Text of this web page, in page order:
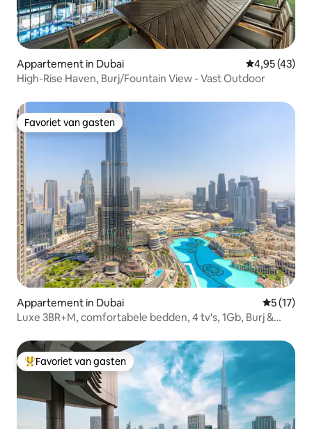
Appartement in Dubai Gemiddelde
4,95 (43)
High-Rise Haven, Burj/Fountain View - Vast Outdoor
Favoriet van gasten
Favoriet van gasten
Appartement in Dubai
5 (17)
Luxe 3BR+M, comfortabele bedden, 4 tv's, 1Gb, Burj &
Topfavoriet van gasten
Favoriet van gasten